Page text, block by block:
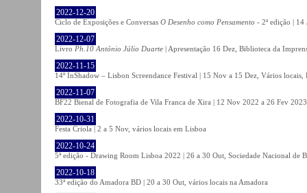
2022-12-20
Ciclo de Exposições e Conversas O Desenho como Pensamento - 2ª edição |
2022-12-07
Livro Ph.10 António Júlio Duarte | Apresentação 16 Dez, Biblioteca da
2022-11-15
14º InShadow – Lisbon Screendance Festival | 15 Nov a 15 Dez, Vários locais,
2022-11-07
BF22 Bienal de Fotografia de Vila Franca de Xira | 12 Nov 2022 a 26 Fev
2022-10-31
Festa Criola | 2 a 5 Nov, vários locais em Lisboa
2022-10-24
5ª edição - Drawing Room Lisboa 2022 | 26 a 30 Out, Sociedade Nacional de
2022-10-18
33ª edição do Amadora BD | 20 a 30 Out, vários locais na Amadora